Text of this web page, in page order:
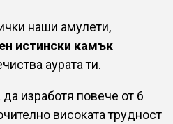
наши амулети,
истински камък
аурата ти.
изработя повече от 6
високата трудност